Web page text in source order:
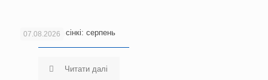
07.08.2026
Новини Гельсінкі: серпень
Читати далі